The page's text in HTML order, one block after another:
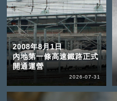
2008年8月1日
內地第一條高速鐵路正式
開通運營
2026-07-31